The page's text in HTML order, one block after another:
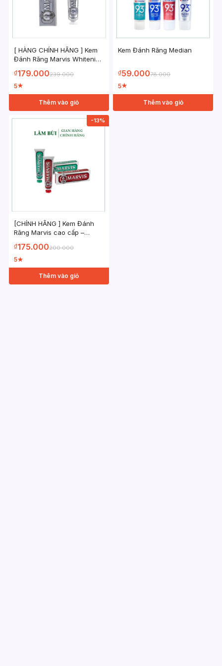
[ HÀNG CHÍNH HÃNG ] Kem
Đánh Răng Marvis Whitening
₫179.000239.000
5★
Thêm vào giỏ
Kem Đánh Răng Median
₫59.00078.000
5★
Thêm vào giỏ
-13%
[CHÍNH HÃNG ] Kem Đánh
Răng Marvis cao cấp –
85ml
₫175.000200.000
5★
Thêm vào giỏ